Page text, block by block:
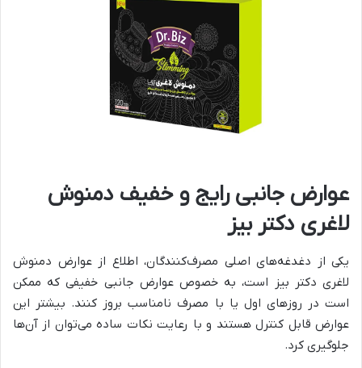
عوارض جانبی رایج و خفیف دمنوش
لاغری دکتر بیز
یکی از دغدغه‌های اصلی مصرف‌کنندگان، اطلاع از عوارض دمنوش
لاغری دکتر بیز است، به خصوص عوارض جانبی خفیفی که ممکن
است در روزهای اول یا با مصرف نامناسب بروز کنند. بیشتر این
عوارض قابل کنترل هستند و با رعایت نکات ساده می‌توان از آن‌ها
جلوگیری کرد.